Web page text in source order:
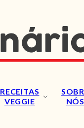
RECEITAS
VEGGIE
NÓS